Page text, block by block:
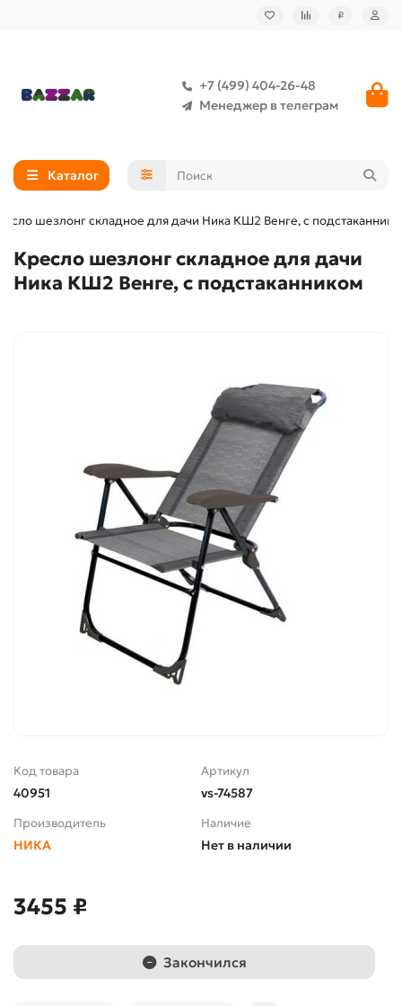
₽
+7 (499) 404-26-48
Менеджер в телеграм
Каталог
шезлонг складное для дачи Ника КШ2 Венге, с
Кресло шезлонг складное для дачи
Ника КШ2 Венге, с подстаканником
Код товара
40951
Артикул
vs-74587
Производитель
НИКА
Наличие
Нет в наличии
3455 ₽
Закончился